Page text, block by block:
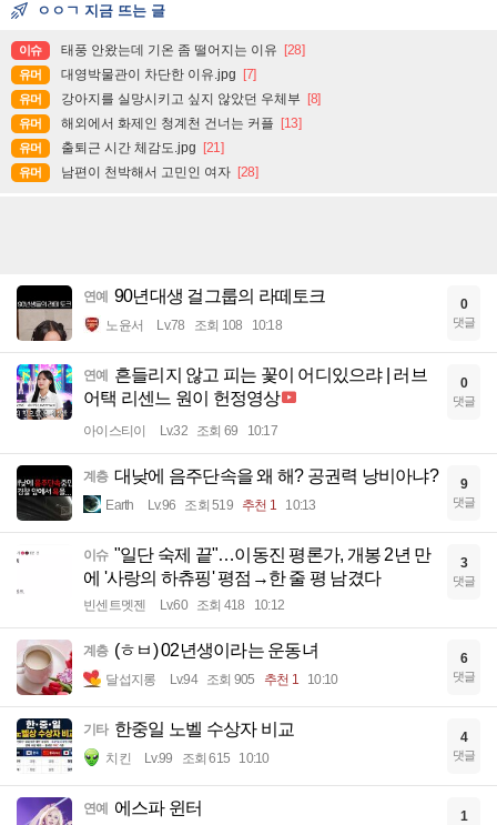
ㅇㅇㄱ 지금 뜨는 글
이슈 태풍 안왔는데 기온 좀 떨어지는 이유 [28]
유머 대영박물관이 차단한 이유.jpg [7]
유머 강아지를 실망시키고 싶지 않았던 우체부 [8]
유머 해외에서 화제인 청계천 건너는 커플 [13]
유머 출퇴근 시간 체감도.jpg [21]
유머 남편이 천박해서 고민인 여자 [28]
연예 90년대생 걸그룹의 라떼토크
노윤서 Lv.78 조회 108 10:18
0
댓글
연예 흔들리지 않고 피는 꽃이 어디있으랴 | 러브
어택 리센느 원이 헌정영상
아이스티이 Lv.32 조회 69 10:17
0
댓글
계층 대낮에 음주단속을 왜 해? 공권력 낭비아냐?
Earth Lv.96 조회 519 추천 1 10:13
9
댓글
이슈 "일단 숙제 끝"…이동진 평론가, 개봉 2년 만
에 '사랑의 하츄핑' 평점→한 줄 평 남겼다
빈센트멧젠 Lv.60 조회 418 10:12
3
댓글
계층 (ㅎㅂ) 02년생이라는 운동녀
달섭지롱 Lv.94 조회 905 추천 1 10:10
6
댓글
기타 한중일 노벨 수상자 비교
치킨 Lv.99 조회 615 10:10
4
댓글
연예 에스파 윈터 1